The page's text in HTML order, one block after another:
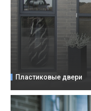
Пластиковые двери